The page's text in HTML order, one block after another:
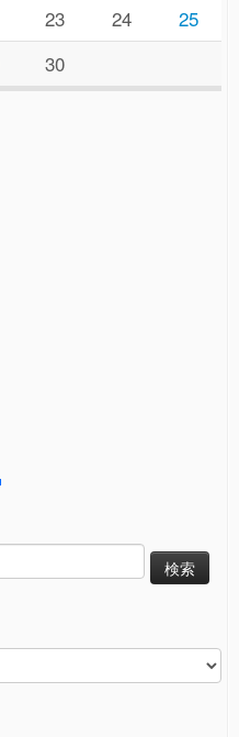
23 24
25
30